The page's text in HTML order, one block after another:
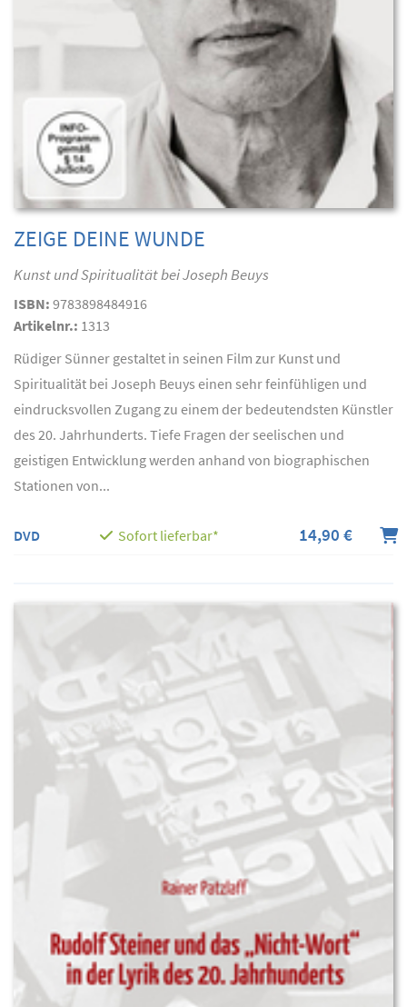
ZEIGE DEINE WUNDE
Kunst und Spiritualität bei Joseph Beuys
ISBN: 9783898484916
Artikelnr.: 1313
Rüdiger Sünner gestaltet in seinen Film zur Kunst und
Spiritualität bei Joseph Beuys einen sehr feinfühligen und
eindrucksvollen Zugang zu einem der bedeutendsten Künstler
des 20. Jahrhunderts. Tiefe Fragen der seelischen und
geistigen Entwicklung werden anhand von biographischen
Stationen von...
DVD Sofort lieferbar* 14,90 €